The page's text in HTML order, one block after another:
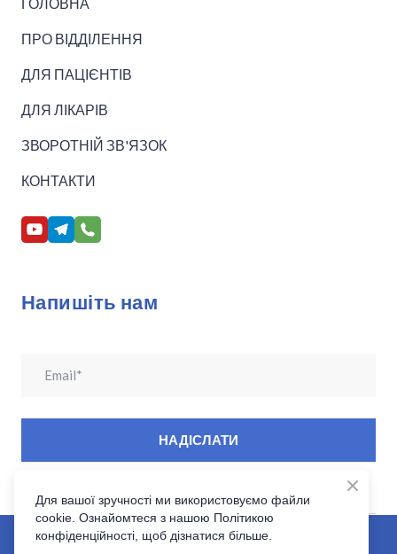
ПРО ВІДДІЛЕННЯ
ДЛЯ ПАЦІЄНТІВ
ДЛЯ ЛІКАРІВ
ЗВОРОТНІЙ ЗВ'ЯЗОК
КОНТАКТИ
Напишіть нам
НАДІСЛАТИ
Клініка Ендоназальної Нейрохірургїї основи черепа|
Для вашої зручності ми використовуємо файли
cookie. Ознайомтеся з нашою Політикою
конфіденційності, щоб дізнатися більше.